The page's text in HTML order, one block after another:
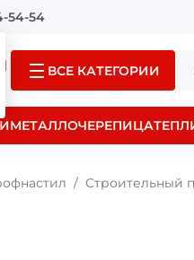
54-54
ВСЕ КАТЕГОРИИ
МЕТАЛЛОЧЕРЕПИЦА
Строительный